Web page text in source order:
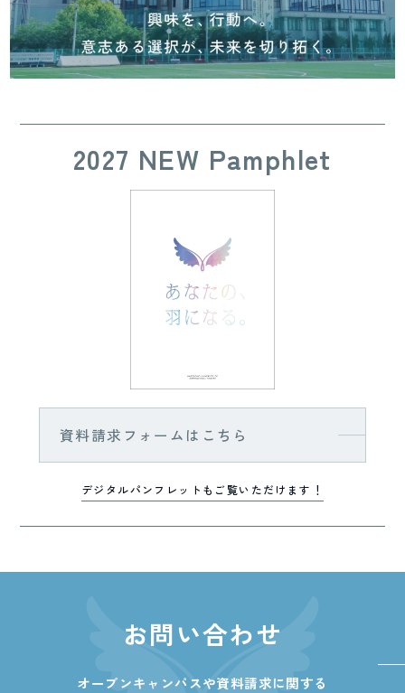
2027 NEW Pamphlet
資料請求フォームはこちら
デジタルパンフレットもご覧いただけます！
お問い合わせ
オープンキャンパスや資料請求に関する